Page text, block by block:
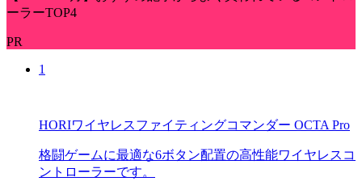
ーラーTOP4
PR
1
HORIワイヤレスファイティングコマンダー OCTA Pro
格闘ゲームに最適な6ボタン配置の高性能ワイヤレスコ
ントローラーです。